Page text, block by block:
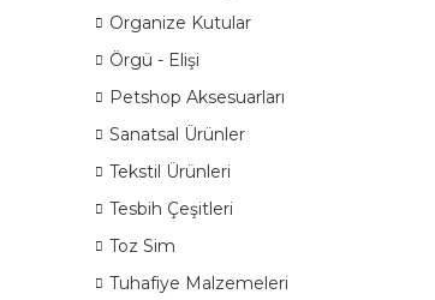
Organize Kutular
Örgü - Elişi
Petshop Aksesuarları
Sanatsal Ürünler
Tekstil Ürünleri
Tesbih Çeşitleri
Toz Sim
Tuhafiye Malzemeleri